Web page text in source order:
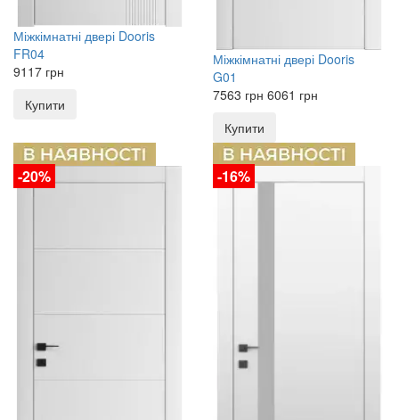
Міжкімнатні двері Dooris
FR04
9117 грн
Купити
Міжкімнатні двері Dooris
G01
7563 грн 6061 грн
Купити
-20% -16%